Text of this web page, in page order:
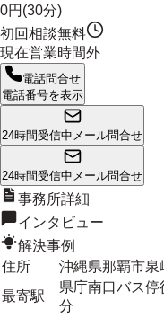
0円(30分)
初回相談無料
現在営業時間外
電話問合せ
電話番号を表示
24時間受信中 メール問合せ
24時間受信中 メール問合せ
事務所詳細
インタビュー
解決事例
住所
沖縄県那覇市泉
最寄駅
県庁南口バス
分